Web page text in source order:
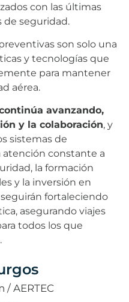
con las últimas
de seguridad.
son solo una
y tecnologías que
para mantener
aérea.
avanzando,
y la colaboración, y
sistemas de
atención constante a
la formación
y la inversión en
fortaleciendo
asegurando viajes
todos los que
AERTEC